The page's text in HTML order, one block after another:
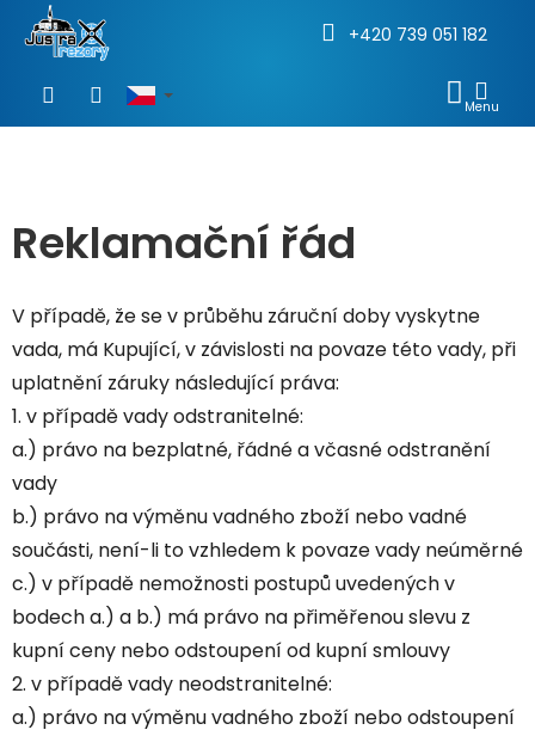
obsah
+420 739 051 182
Reklamační řád
V případě, že se v průběhu záruční doby vyskytne
vada, má Kupující, v závislosti na povaze této vady, při
uplatnění záruky následující práva:
1. v případě vady odstranitelné:
a.) právo na bezplatné, řádné a včasné odstranění
vady
b.) právo na výměnu vadného zboží nebo vadné
součásti, není-li to vzhledem k povaze vady neúměrné
c.) v případě nemožnosti postupů uvedených v
bodech a.) a b.) má právo na přiměřenou slevu z
kupní ceny nebo odstoupení od kupní smlouvy
2. v případě vady neodstranitelné:
a.) právo na výměnu vadného zboží nebo odstoupení